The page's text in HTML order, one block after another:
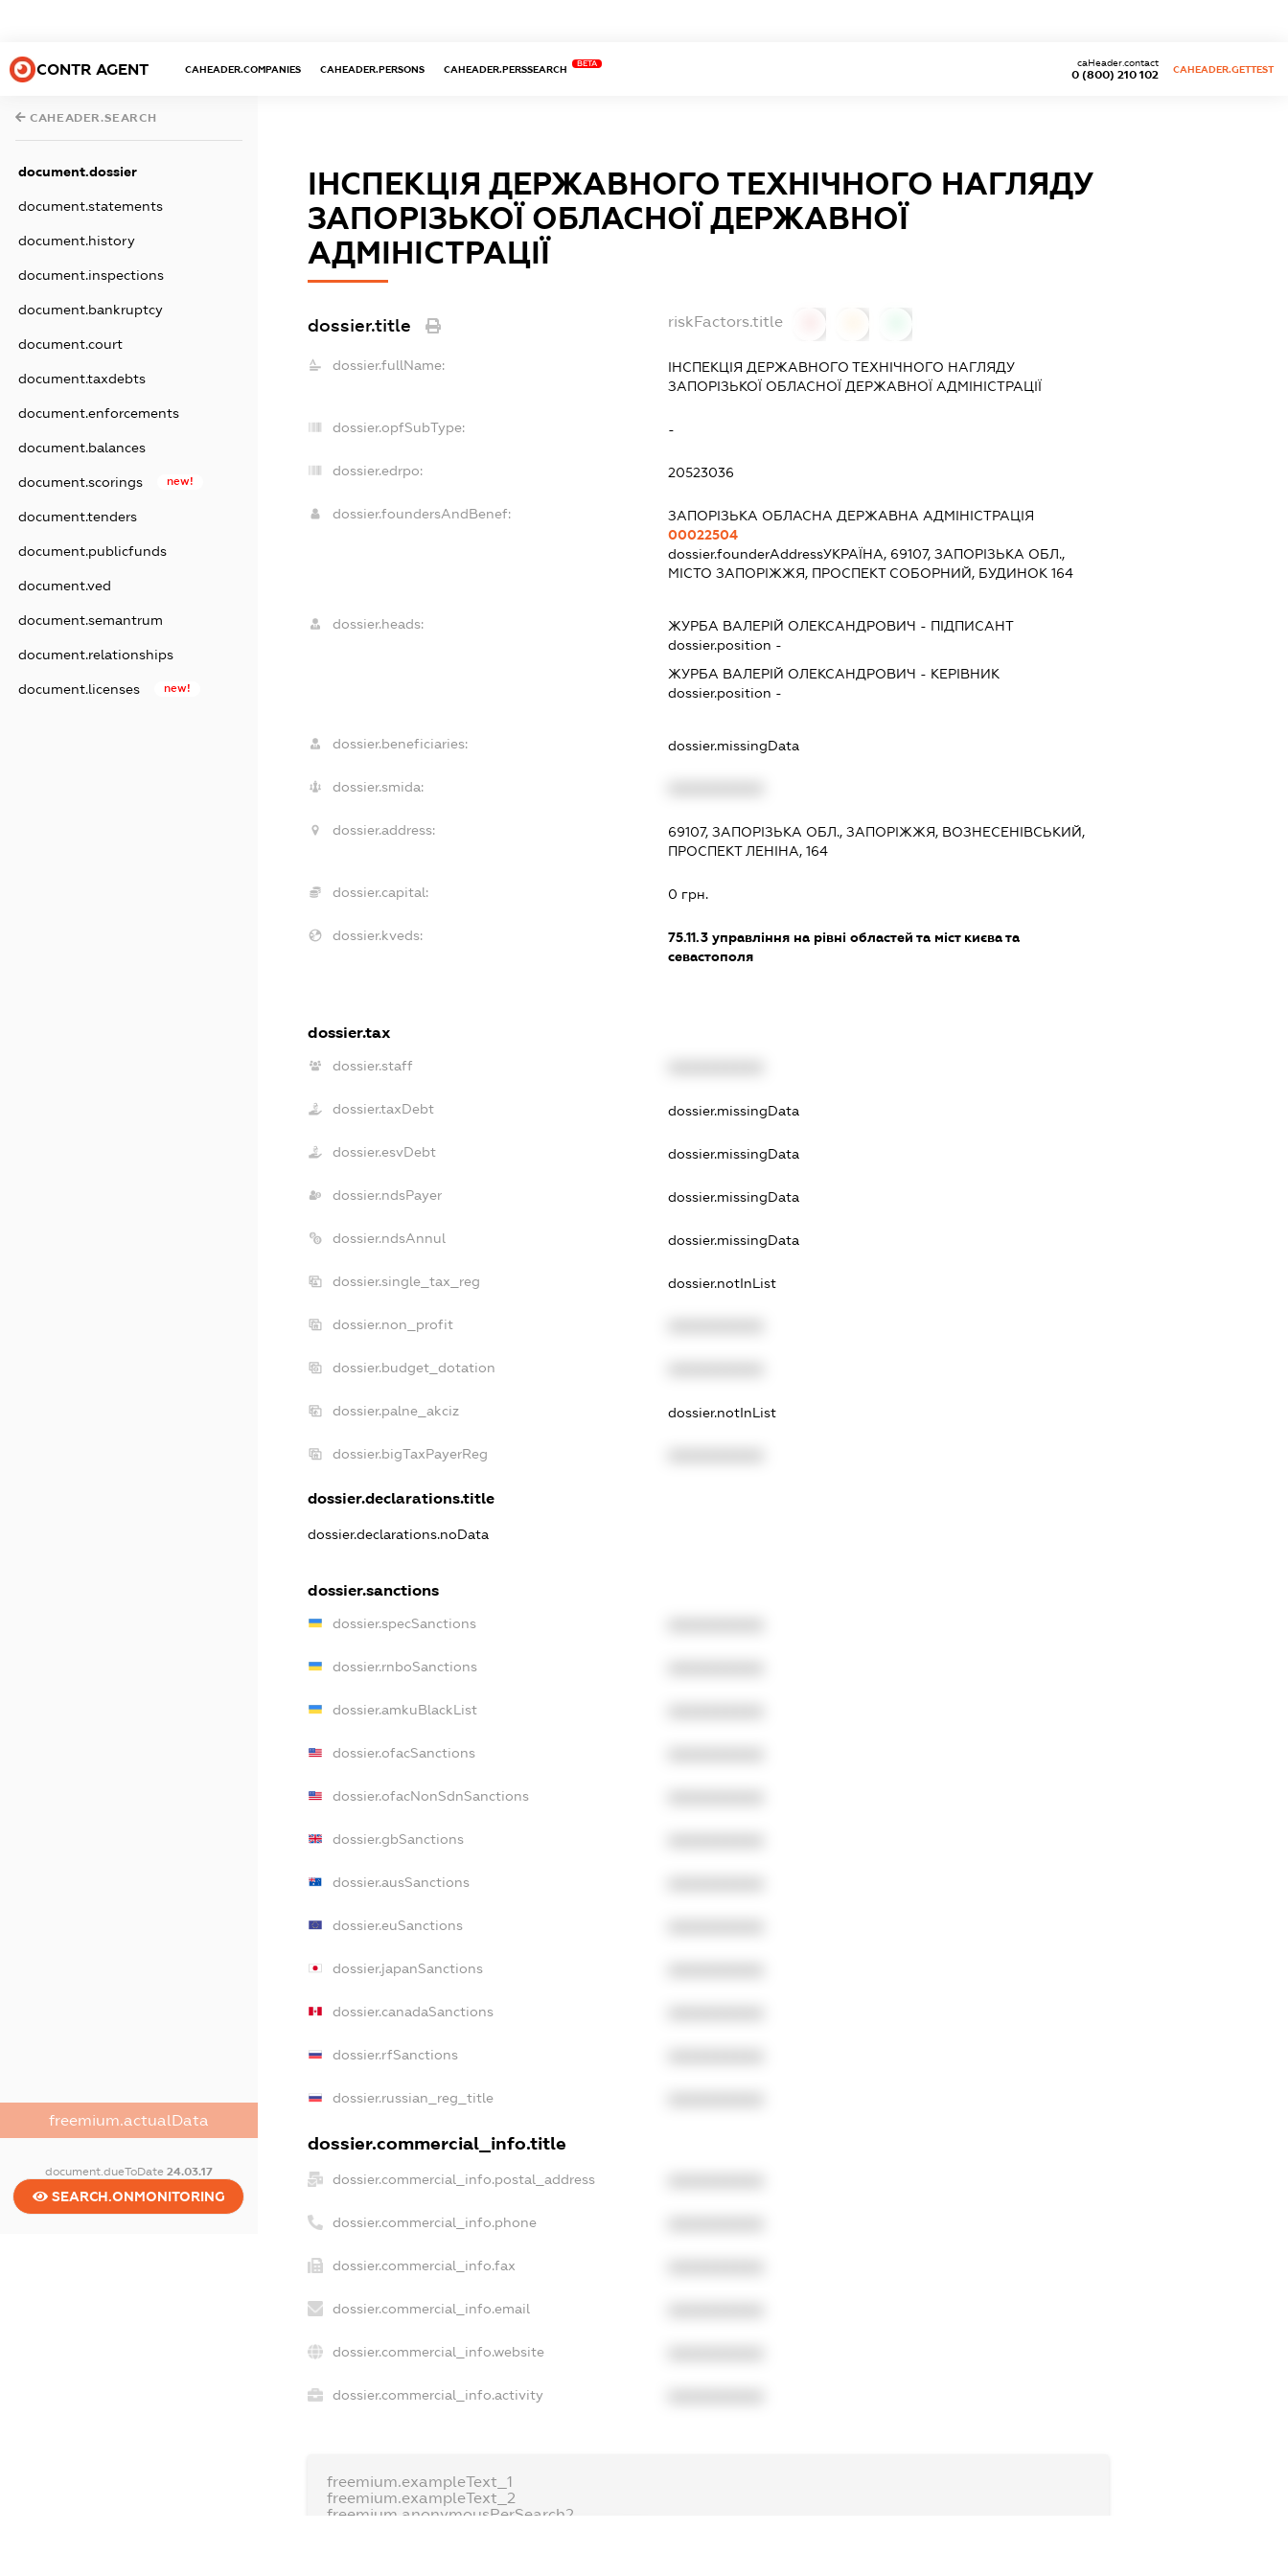
CONTR AGENT CAHEADER.COMPANIES CAHEADER.PERSONS CAHEADER.PERSSEARCH
BETA
0 (800) 210 102
caHeader.contact
CAHEADER.GETTEST
CAHEADER.SEARCH
document.dossier
document.statements
document.history
document.inspections
document.bankruptcy
document.court
document.taxdebts
document.enforcements
document.balances
document.scorings new!
document.tenders
document.publicfunds
document.ved
document.semantrum
document.relationships
document.licenses new!
freemium.actualData
document.dueToDate 24.03.17
SEARCH.ONMONITORING
ІНСПЕКЦІЯ ДЕРЖАВНОГО ТЕХНІЧНОГО НАГЛЯДУ
ЗАПОРІЗЬКОЇ ОБЛАСНОЇ ДЕРЖАВНОЇ
АДМІНІСТРАЦІЇ
dossier.title riskFactors.title
dossier.fullName:
ІНСПЕКЦІЯ ДЕРЖАВНОГО ТЕХНІЧНОГО НАГЛЯДУ
ЗАПОРІЗЬКОЇ ОБЛАСНОЇ ДЕРЖАВНОЇ АДМІНІСТРАЦІЇ
dossier.opfSubType: -
dossier.edrpo: 20523036
dossier.foundersAndBenef:
ЗАПОРІЗЬКА ОБЛАСНА ДЕРЖАВНА АДМІНІСТРАЦІЯ
00022504
dossier.founderAddressУКРАЇНА, 69107, ЗАПОРІЗЬКА ОБЛ.,
МІСТО ЗАПОРІЖЖЯ, ПРОСПЕКТ СОБОРНИЙ, БУДИНОК 164
dossier.heads: ЖУРБА ВАЛЕРІЙ ОЛЕКСАНДРОВИЧ - ПІДПИСАНТ
dossier.position -
ЖУРБА ВАЛЕРІЙ ОЛЕКСАНДРОВИЧ - КЕРІВНИК
dossier.position -
dossier.beneficiaries: dossier.missingData
dossier.smida:
dossier.address:
69107, ЗАПОРІЗЬКА ОБЛ., ЗАПОРІЖЖЯ, ВОЗНЕСЕНІВСЬКИЙ,
ПРОСПЕКТ ЛЕНІНА, 164
dossier.capital: 0 грн.
dossier.kveds: 75.11.3 управління на рівні областей та міст києва та
севастополя
dossier.tax
dossier.staff
dossier.taxDebt dossier.missingData
dossier.esvDebt dossier.missingData
dossier.ndsPayer dossier.missingData
dossier.ndsAnnul dossier.missingData
dossier.single_tax_reg dossier.notInList
dossier.non_profit
dossier.budget_dotation
dossier.palne_akciz dossier.notInList
dossier.bigTaxPayerReg
dossier.declarations.title
dossier.declarations.noData
dossier.sanctions
dossier.specSanctions
dossier.rnboSanctions
dossier.amkuBlackList
dossier.ofacSanctions
dossier.ofacNonSdnSanctions
dossier.gbSanctions
dossier.ausSanctions
dossier.euSanctions
dossier.japanSanctions
dossier.canadaSanctions
dossier.rfSanctions
dossier.russian_reg_title
dossier.commercial_info.title
dossier.commercial_info.postal_address
dossier.commercial_info.phone
dossier.commercial_info.fax
dossier.commercial_info.email
dossier.commercial_info.website
dossier.commercial_info.activity
freemium.exampleText_1
freemium.exampleText_2
freemium.anonymousPerSearch2